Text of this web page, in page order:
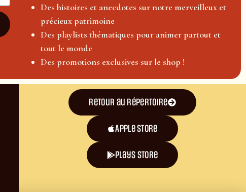
Des histoires et anecdotes sur notre merveilleux et
précieux patrimoine
Des playlists thématiques pour animer partout et
tout le monde
Des promotions exclusives sur le shop !
Retour au répertoire
Apple Store
plays store